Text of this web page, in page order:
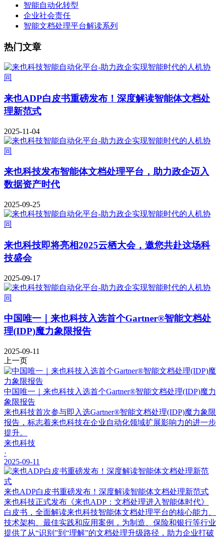
智能自动化转型
企业社会责任
智能文档处理平台解读系列
热门文章
来也ADP白皮书重磅发布！深度解读智能体文档处
理新范式
2025-11-04
来也科技发布智能体文档处理平台，助力政企迈入
数据资产时代
2025-09-25
来也科技即将亮相2025云栖大会，邀您共赴这场科
技盛会
2025-09-17
中国唯一｜来也科技入选首个Gartner®智能文档处
理(IDP)魔力象限报告
2025-09-11
上一页
中国唯一｜来也科技入选首个Gartner®智能文档处理(IDP)魔力
象限报告
来也科技首次参与即入选Gartner®智能文档处理(IDP)魔力象限
报告，标志着来也科技在企业自动化领域扩展影响力的进一步
提升。
来也科技
·
2025-09-11
来也ADP白皮书重磅发布！深度解读智能体文档处理新范式
来也科技正式发布《来也ADP：文档处理进入智能体时代》
白皮书，全面解读来也科技智能体文档处理平台的核心能力、
技术架构、最佳实践和应用案例，为制造、保险和银行等行业
提供了从“识别”到“理解”的文档处理升级路径，助力企业打破